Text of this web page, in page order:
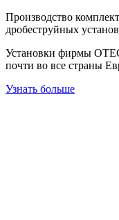
Производство
дробеструйных
Установки фирмы
почти во все страны
Узнать больше